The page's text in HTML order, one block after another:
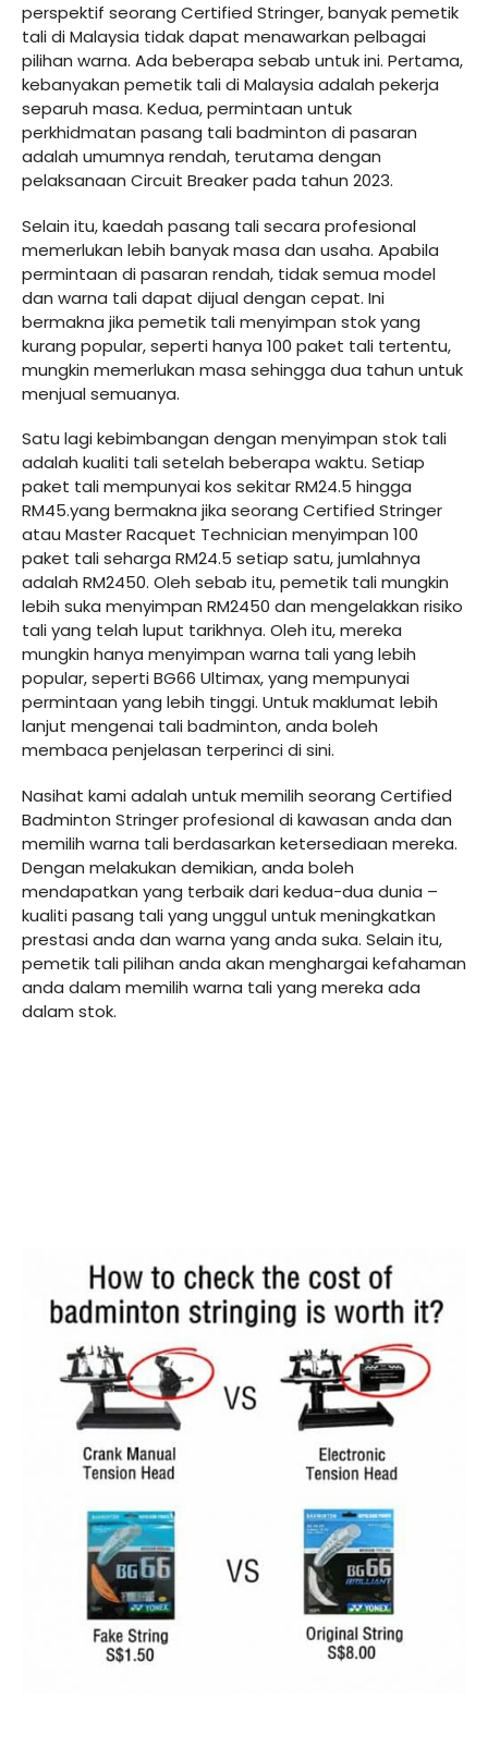
perspektif seorang Certified Stringer, banyak pemetik
tali di Malaysia tidak dapat menawarkan pelbagai
pilihan warna. Ada beberapa sebab untuk ini. Pertama,
kebanyakan pemetik tali di Malaysia adalah pekerja
separuh masa. Kedua, permintaan untuk
perkhidmatan pasang tali badminton di pasaran
adalah umumnya rendah, terutama dengan
pelaksanaan Circuit Breaker pada tahun 2023.
Selain itu, kaedah pasang tali secara profesional
memerlukan lebih banyak masa dan usaha. Apabila
permintaan di pasaran rendah, tidak semua model
dan warna tali dapat dijual dengan cepat. Ini
bermakna jika pemetik tali menyimpan stok yang
kurang popular, seperti hanya 100 paket tali tertentu,
mungkin memerlukan masa sehingga dua tahun untuk
menjual semuanya.
Satu lagi kebimbangan dengan menyimpan stok tali
adalah kualiti tali setelah beberapa waktu. Setiap
paket tali mempunyai kos sekitar RM24.5 hingga
RM45.yang bermakna jika seorang Certified Stringer
atau Master Racquet Technician menyimpan 100
paket tali seharga RM24.5 setiap satu, jumlahnya
adalah RM2450. Oleh sebab itu, pemetik tali mungkin
lebih suka menyimpan RM2450 dan mengelakkan risiko
tali yang telah luput tarikhnya. Oleh itu, mereka
mungkin hanya menyimpan warna tali yang lebih
popular, seperti BG66 Ultimax, yang mempunyai
permintaan yang lebih tinggi. Untuk maklumat lebih
lanjut mengenai tali badminton, anda boleh
membaca penjelasan terperinci di sini.
Nasihat kami adalah untuk memilih seorang Certified
Badminton Stringer profesional di kawasan anda dan
memilih warna tali berdasarkan ketersediaan mereka.
Dengan melakukan demikian, anda boleh
mendapatkan yang terbaik dari kedua-dua dunia –
kualiti pasang tali yang unggul untuk meningkatkan
prestasi anda dan warna yang anda suka. Selain itu,
pemetik tali pilihan anda akan menghargai kefahaman
anda dalam memilih warna tali yang mereka ada
dalam stok.